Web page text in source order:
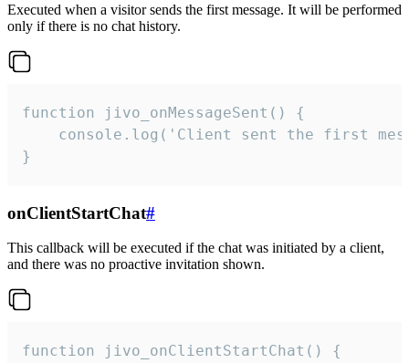
Executed when a visitor sends the first message. It will be performed
only if there is no chat history.
function jivo_onMessageSent() {
console.log('Client sent the first
}
onClientStartChat#
This callback will be executed if the chat was initiated by a client,
and there was no proactive invitation shown.
function jivo_onClientStartChat() {